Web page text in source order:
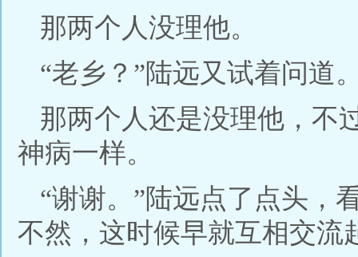
那两个人没理他。
“老乡？”陆远又试着问道
那两个人还是没理他，不
神病一样。
“谢谢。”陆远点了点头，
不然，这时候早就互相交流